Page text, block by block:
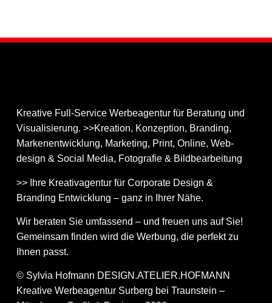
Kreative Full-Service Werbeagentur für Beratung und
Visualisierung. >>Kreation, Konzeption, Branding,
Markenentwicklung, Marketing, Print, Online, Web­
design & Social Media, Fotografie & Bildbear­bei­tung
>> Ihre Kreativagentur für Corporate Design &
Branding Entwicklung – ganz in Ihrer Nähe.
Wir beraten Sie umfassend – und freuen uns auf Sie!
Gemeinsam finden wird die Werbung, die perfekt zu
Ihnen passt.
© Sylvia Hofmann DESIGN.ATELIER.HOFMANN
Kreative Werbeagentur Surberg bei Traunstein –